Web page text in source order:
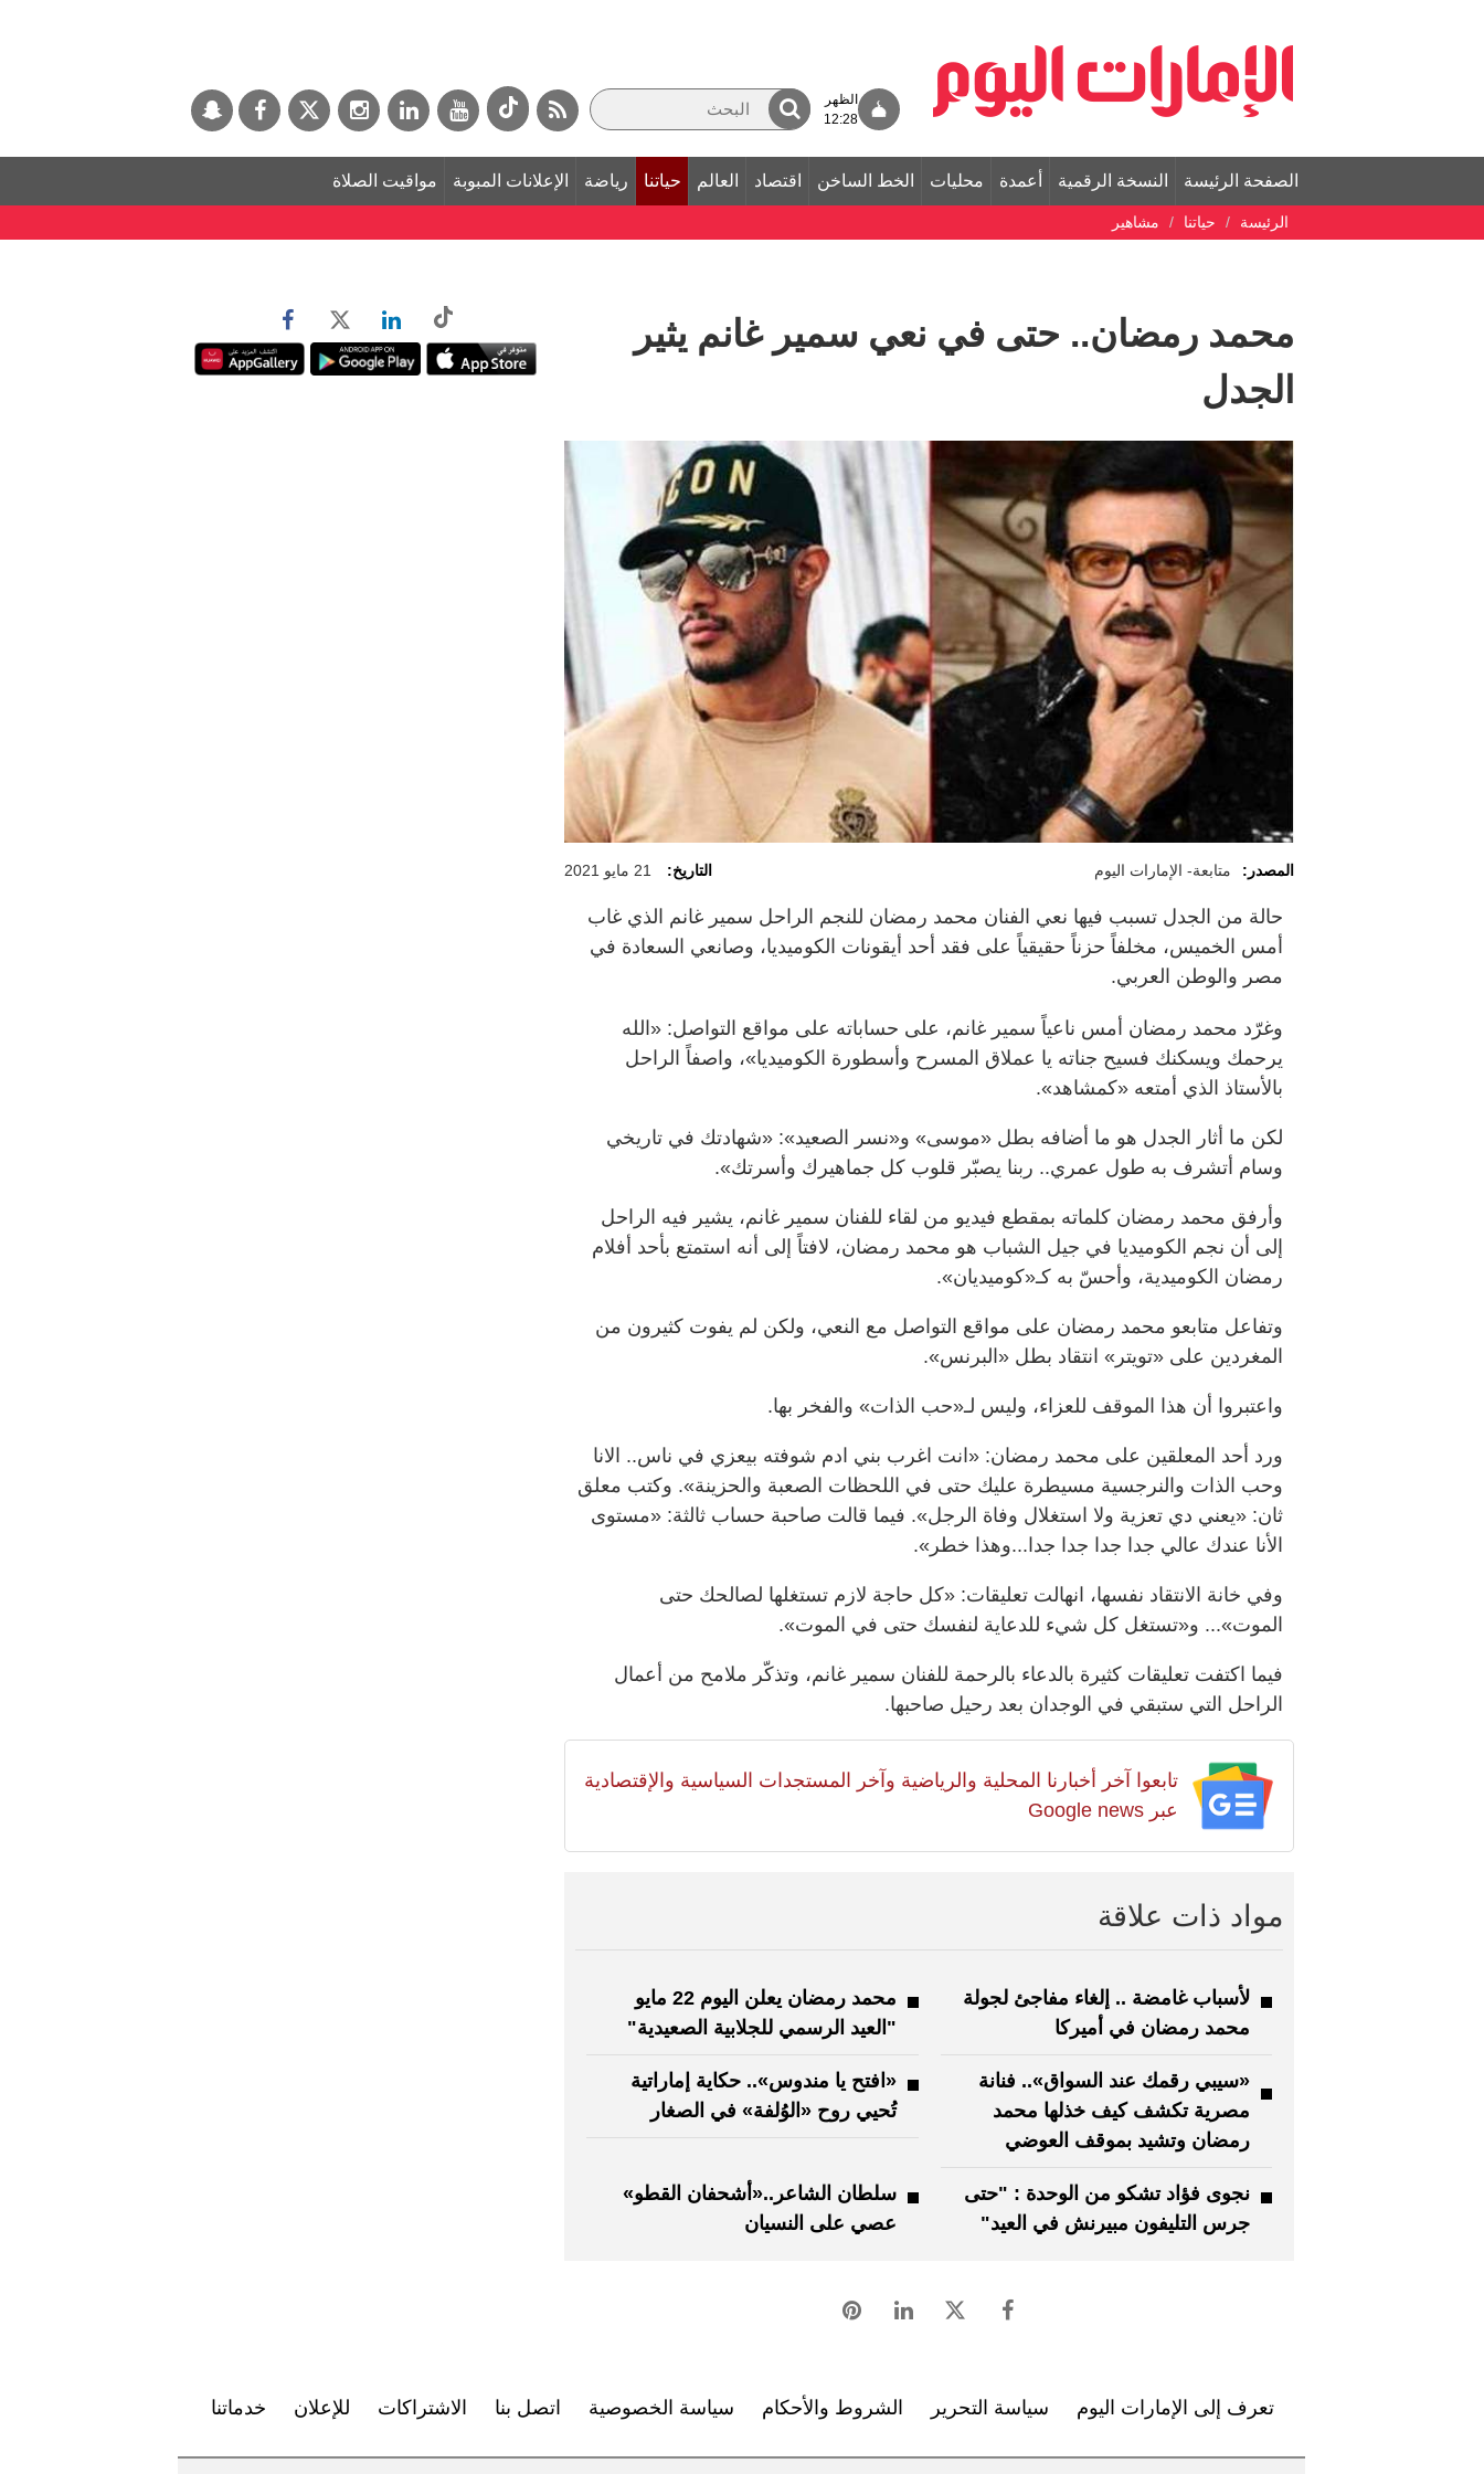
الظهر
12:28
الصفحة الرئيسة النسخة الرقمية أعمدة محليات الخط الساخن اقتصاد العالم حياتنا رياضة الإعلانات المبوبة مواقيت الصلاة
الرئيسة حياتنا مشاهير
محمد رمضان.. حتى في نعي سمير غانم يثير
الجدل
المصدر: متابعة- الإمارات اليوم التاريخ: 21 مايو 2021
حالة من الجدل تسبب فيها نعي الفنان محمد رمضان للنجم الراحل سمير غانم الذي غاب
أمس الخميس، مخلفاً حزناً حقيقياً على فقد أحد أيقونات الكوميديا، وصانعي السعادة في
مصر والوطن العربي.
وغرّد محمد رمضان أمس ناعياً سمير غانم، على حساباته على مواقع التواصل: «الله
يرحمك ويسكنك فسيح جناته يا عملاق المسرح وأسطورة الكوميديا»، واصفاً الراحل
بالأستاذ الذي أمتعه «كمشاهد».
لكن ما أثار الجدل هو ما أضافه بطل «موسى» و«نسر الصعيد»: «شهادتك في تاريخي
وسام أتشرف به طول عمري.. ربنا يصبّر قلوب كل جماهيرك وأسرتك».
وأرفق محمد رمضان كلماته بمقطع فيديو من لقاء للفنان سمير غانم، يشير فيه الراحل
إلى أن نجم الكوميديا في جيل الشباب هو محمد رمضان، لافتاً إلى أنه استمتع بأحد أفلام
رمضان الكوميدية، وأحسّ به كـ«كوميديان».
وتفاعل متابعو محمد رمضان على مواقع التواصل مع النعي، ولكن لم يفوت كثيرون من
المغردين على «تويتر» انتقاد بطل «البرنس».
واعتبروا أن هذا الموقف للعزاء، وليس لـ«حب الذات» والفخر بها.
ورد أحد المعلقين على محمد رمضان: «انت اغرب بني ادم شوفته بيعزي في ناس.. الانا
وحب الذات والنرجسية مسيطرة عليك حتى في اللحظات الصعبة والحزينة». وكتب معلق
ثان: «يعني دي تعزية ولا استغلال وفاة الرجل». فيما قالت صاحبة حساب ثالثة: «مستوى
الأنا عندك عالي جدا جدا جدا جدا...وهذا خطر».
وفي خانة الانتقاد نفسها، انهالت تعليقات: «كل حاجة لازم تستغلها لصالحك حتى
الموت»... و«تستغل كل شيء للدعاية لنفسك حتى في الموت».
فيما اكتفت تعليقات كثيرة بالدعاء بالرحمة للفنان سمير غانم، وتذكّر ملامح من أعمال
الراحل التي ستبقي في الوجدان بعد رحيل صاحبها.
تابعوا آخر أخبارنا المحلية والرياضية وآخر المستجدات السياسية والإقتصادية
عبر Google news
مواد ذات علاقة
لأسباب غامضة .. إلغاء مفاجئ لجولة
محمد رمضان في أميركا
محمد رمضان يعلن اليوم 22 مايو
"العيد الرسمي للجلابية الصعيدية"
«سيبي رقمك عند السواق».. فنانة
مصرية تكشف كيف خذلها محمد
رمضان وتشيد بموقف العوضي
«افتح يا مندوس».. حكاية إماراتية
تُحيي روح «الوُلفة» في الصغار
نجوى فؤاد تشكو من الوحدة : "حتى
جرس التليفون مبيرنش في العيد"
سلطان الشاعر..«أشحفان القطو»
عصي على النسيان
تعرف إلى الإمارات اليوم سياسة التحرير الشروط والأحكام سياسة الخصوصية اتصل بنا الاشتراكات للإعلان خدماتنا